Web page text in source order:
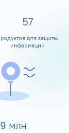
60
для защиты
информации
млн